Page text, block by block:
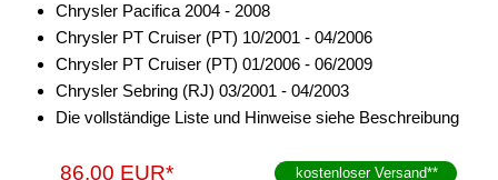
Chrysler Pacifica 2004 - 2008
Chrysler PT Cruiser (PT) 10/2001 - 04/2006
Chrysler PT Cruiser (PT) 01/2006 - 06/2009
Chrysler Sebring (RJ) 03/2001 - 04/2003
Die vollständige Liste und Hinweise siehe Beschreibung
86,00 EUR* kostenloser Versand**